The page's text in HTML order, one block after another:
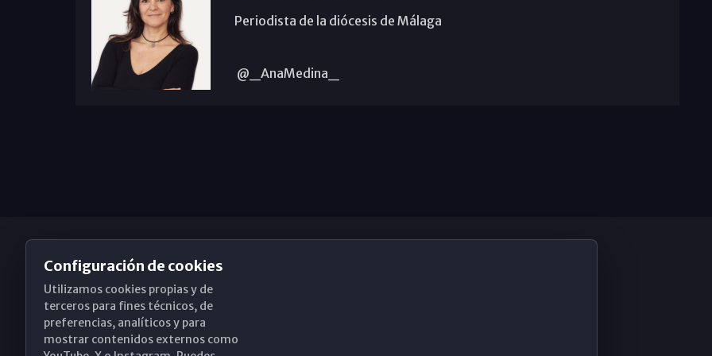
Periodista de la diócesis de Málaga
@_AnaMedina_
Obispado de Málaga
Configuración de cookies
Utilizamos cookies propias y de
terceros para fines técnicos, de
preferencias, analíticos y para
mostrar contenidos externos como